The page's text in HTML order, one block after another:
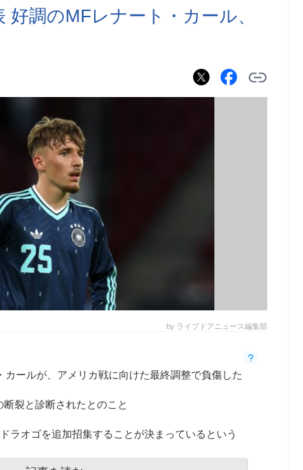
調のMFレナート・カール、
by ライブドアニュース編集部
カールが、アメリカ戦に向けた最終調整で負傷した
裂と診断されたとのこと
ラオゴを追加招集することが決まっているという